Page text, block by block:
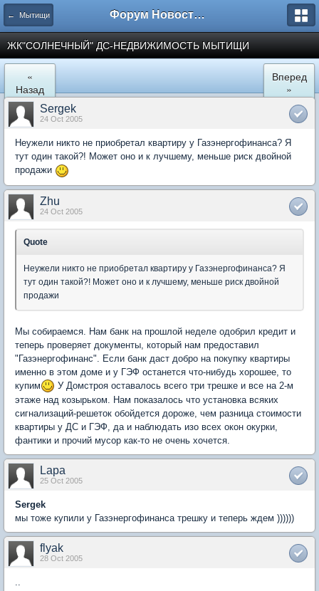
← Мытищи Форум Новостройки
ЖК"СОЛНЕЧНЫЙ" ДС-НЕДВИЖИМОСТЬ МЫТИЩИ
«
Назад
Вперед
»
Sergek
24 Oct 2005
Неужели никто не приобретал квартиру у Газэнергофинанса? Я
тут один такой?! Может оно и к лучшему, меньше риск двойной
продажи
Zhu
24 Oct 2005
Quote
Неужели никто не приобретал квартиру у Газэнергофинанса? Я
тут один такой?! Может оно и к лучшему, меньше риск двойной
продажи
Мы собираемся. Нам банк на прошлой неделе одобрил кредит и
теперь проверяет документы, который нам предоставил
"Газэнергофинанс". Если банк даст добро на покупку квартиры
именно в этом доме и у ГЭФ останется что-нибудь хорошее, то
купим
У Домстроя оставалось всего три трешке и все на 2-м
этаже над козырьком. Нам показалось что установка всяких
сигнализаций-решеток обойдется дороже, чем разница стоимости
квартиры у ДС и ГЭФ, да и наблюдать изо всех окон окурки,
фантики и прочий мусор как-то не очень хочется.
Lapa
25 Oct 2005
Sergek
мы тоже купили у Газэнергофинанса трешку и теперь ждем ))))))
flyak
28 Oct 2005
..